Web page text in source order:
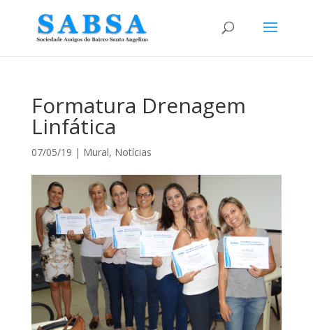
Formatura Drenagem
Linfática
07/05/19 | Mural, Notícias